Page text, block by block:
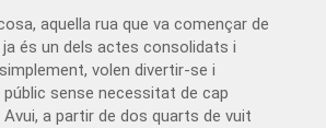
aquella rua que va començar de
és un dels actes consolidats i
volen divertir-se i
sense necessitat de cap
a partir de dos quarts de vuit